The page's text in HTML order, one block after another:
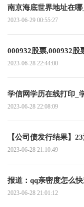
南京海底世界地址在
2023-06-29 00:55:27
000932股票,000932股
2023-06-28 22:44:00
学信网学历在线打印_
2023-06-28 22:08:09
【公司债发行结果】
2023-06-28 21:10:49
报道：qq亲密度怎么
2023-06-28 21:01:12